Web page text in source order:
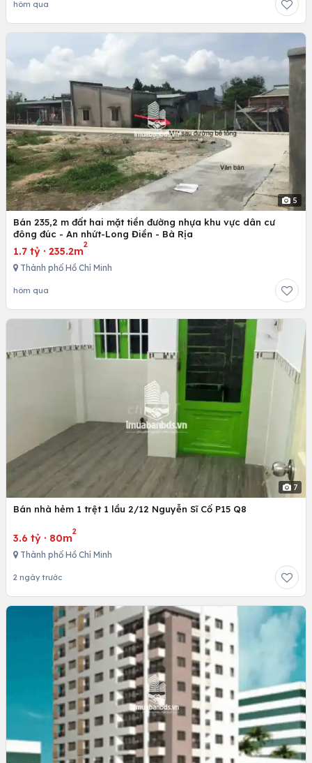
hôm qua
5
Bán 235,2 m đất hai mặt tiền đường nhựa khu vực dân cư
đông đúc - An nhứt-Long Điền - Bà Rịa
1.7 tỷ · 235.2m
2
Thành phố Hồ Chí Minh
hôm qua
7
Bán nhà hẻm 1 trệt 1 lầu 2/12 Nguyễn Sĩ Cố P15 Q8
3.6 tỷ · 80m
2
Thành phố Hồ Chí Minh
2 ngày trước